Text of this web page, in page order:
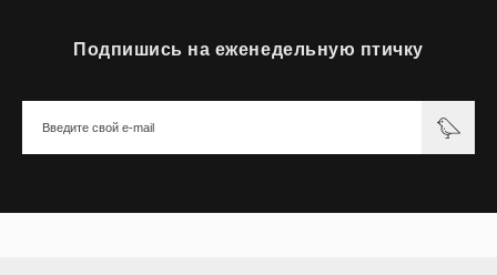
Подпишись на еженедельную птичку